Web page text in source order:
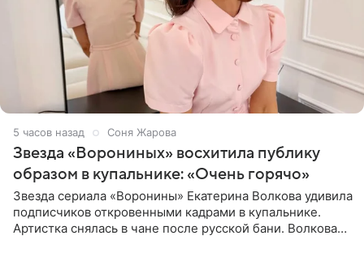
5 часов назад Соня Жарова
Звезда «Ворониных» восхитила публику
образом в купальнике: «Очень горячо»
Звезда сериала «Воронины» Екатерина Волкова удивила
подписчиков откровенными кадрами в купальнике.
Артистка снялась в чане после русской бани. Волкова